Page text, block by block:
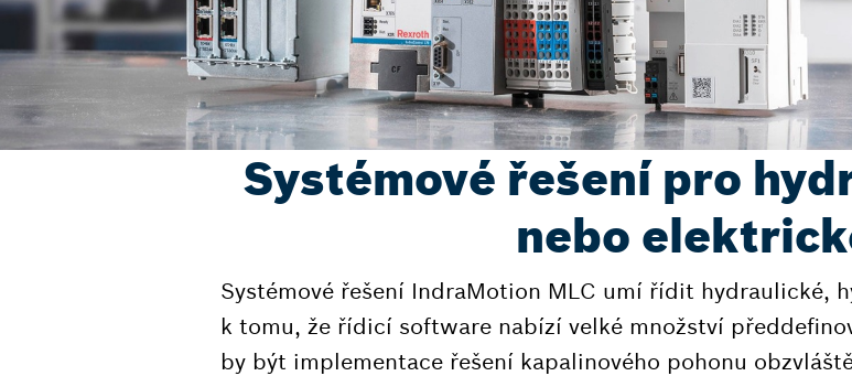
Systémové řešení pro
nebo
Systémové řešení IndraMotion MLC umí řídit hydraulické,
k tomu, že řídicí software nabízí velké množství
by být implementace řešení kapalinového pohonu